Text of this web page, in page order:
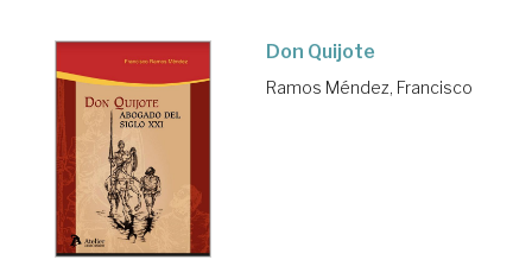
Don Quijote
Ramos Méndez, Francisco